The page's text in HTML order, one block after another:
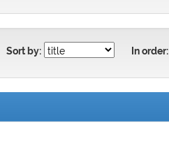
Sort by: In order: